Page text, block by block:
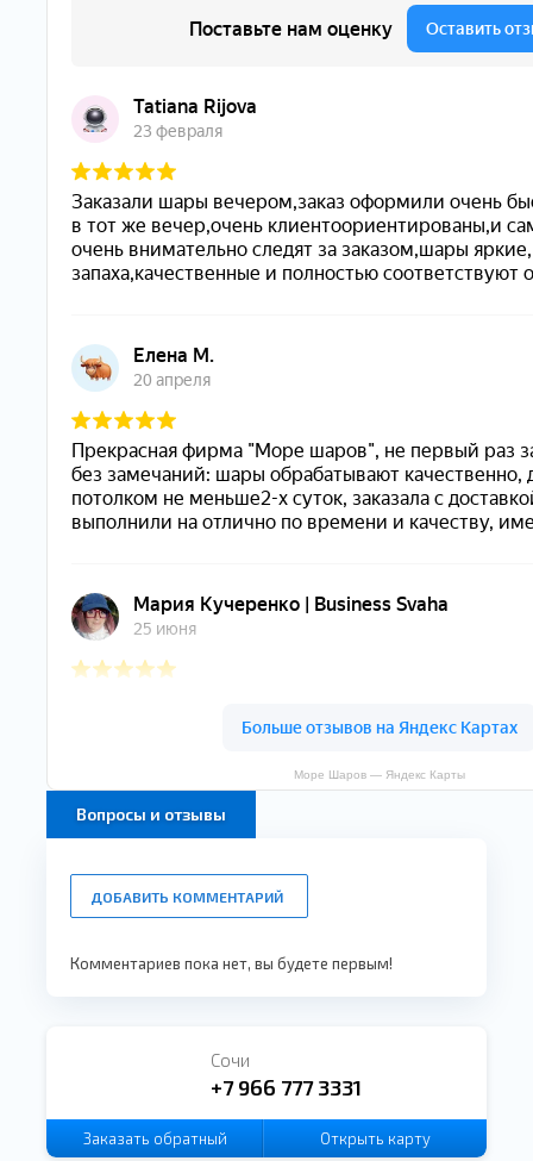
Море Шаров — Яндекс Карты
Вопросы и отзывы
ДОБАВИТЬ КОММЕНТАРИЙ
Комментариев пока нет, вы будете первым!
Сочи
+7 966 777 3331
Заказать обратный Открыть карту